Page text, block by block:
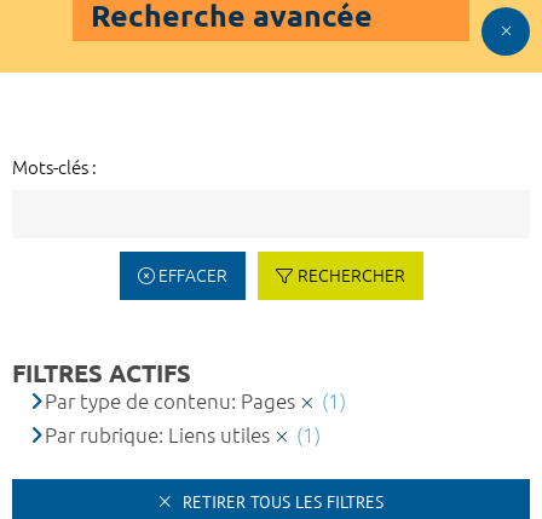
Recherche avancée
Mots-clés :
EFFACER RECHERCHER
FILTRES ACTIFS
Par type de contenu: Pages
(1)
Par rubrique: Liens utiles
(1)
RETIRER TOUS LES FILTRES